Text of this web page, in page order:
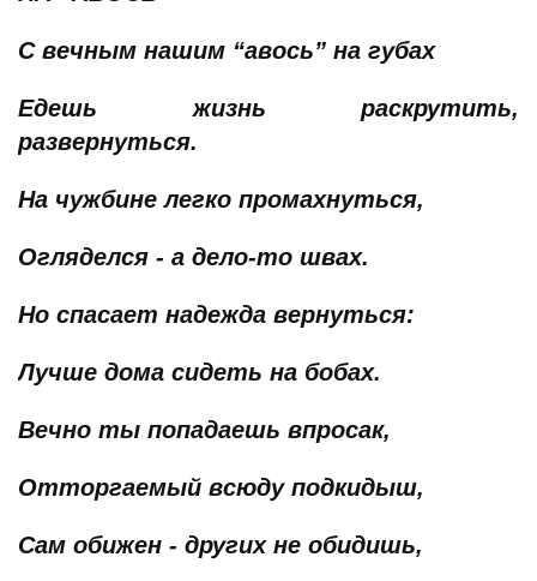
С вечным нашим “авось” на губах
Едешь жизнь раскрутить,
развернуться.
На чужбине легко промахнуться,
Огляделся - а дело-то швах.
Но спасает надежда вернуться:
Лучше дома сидеть на бобах.
Вечно ты попадаешь впросак,
Отторгаемый всюду подкидыш,
Сам обижен - других не обидишь,